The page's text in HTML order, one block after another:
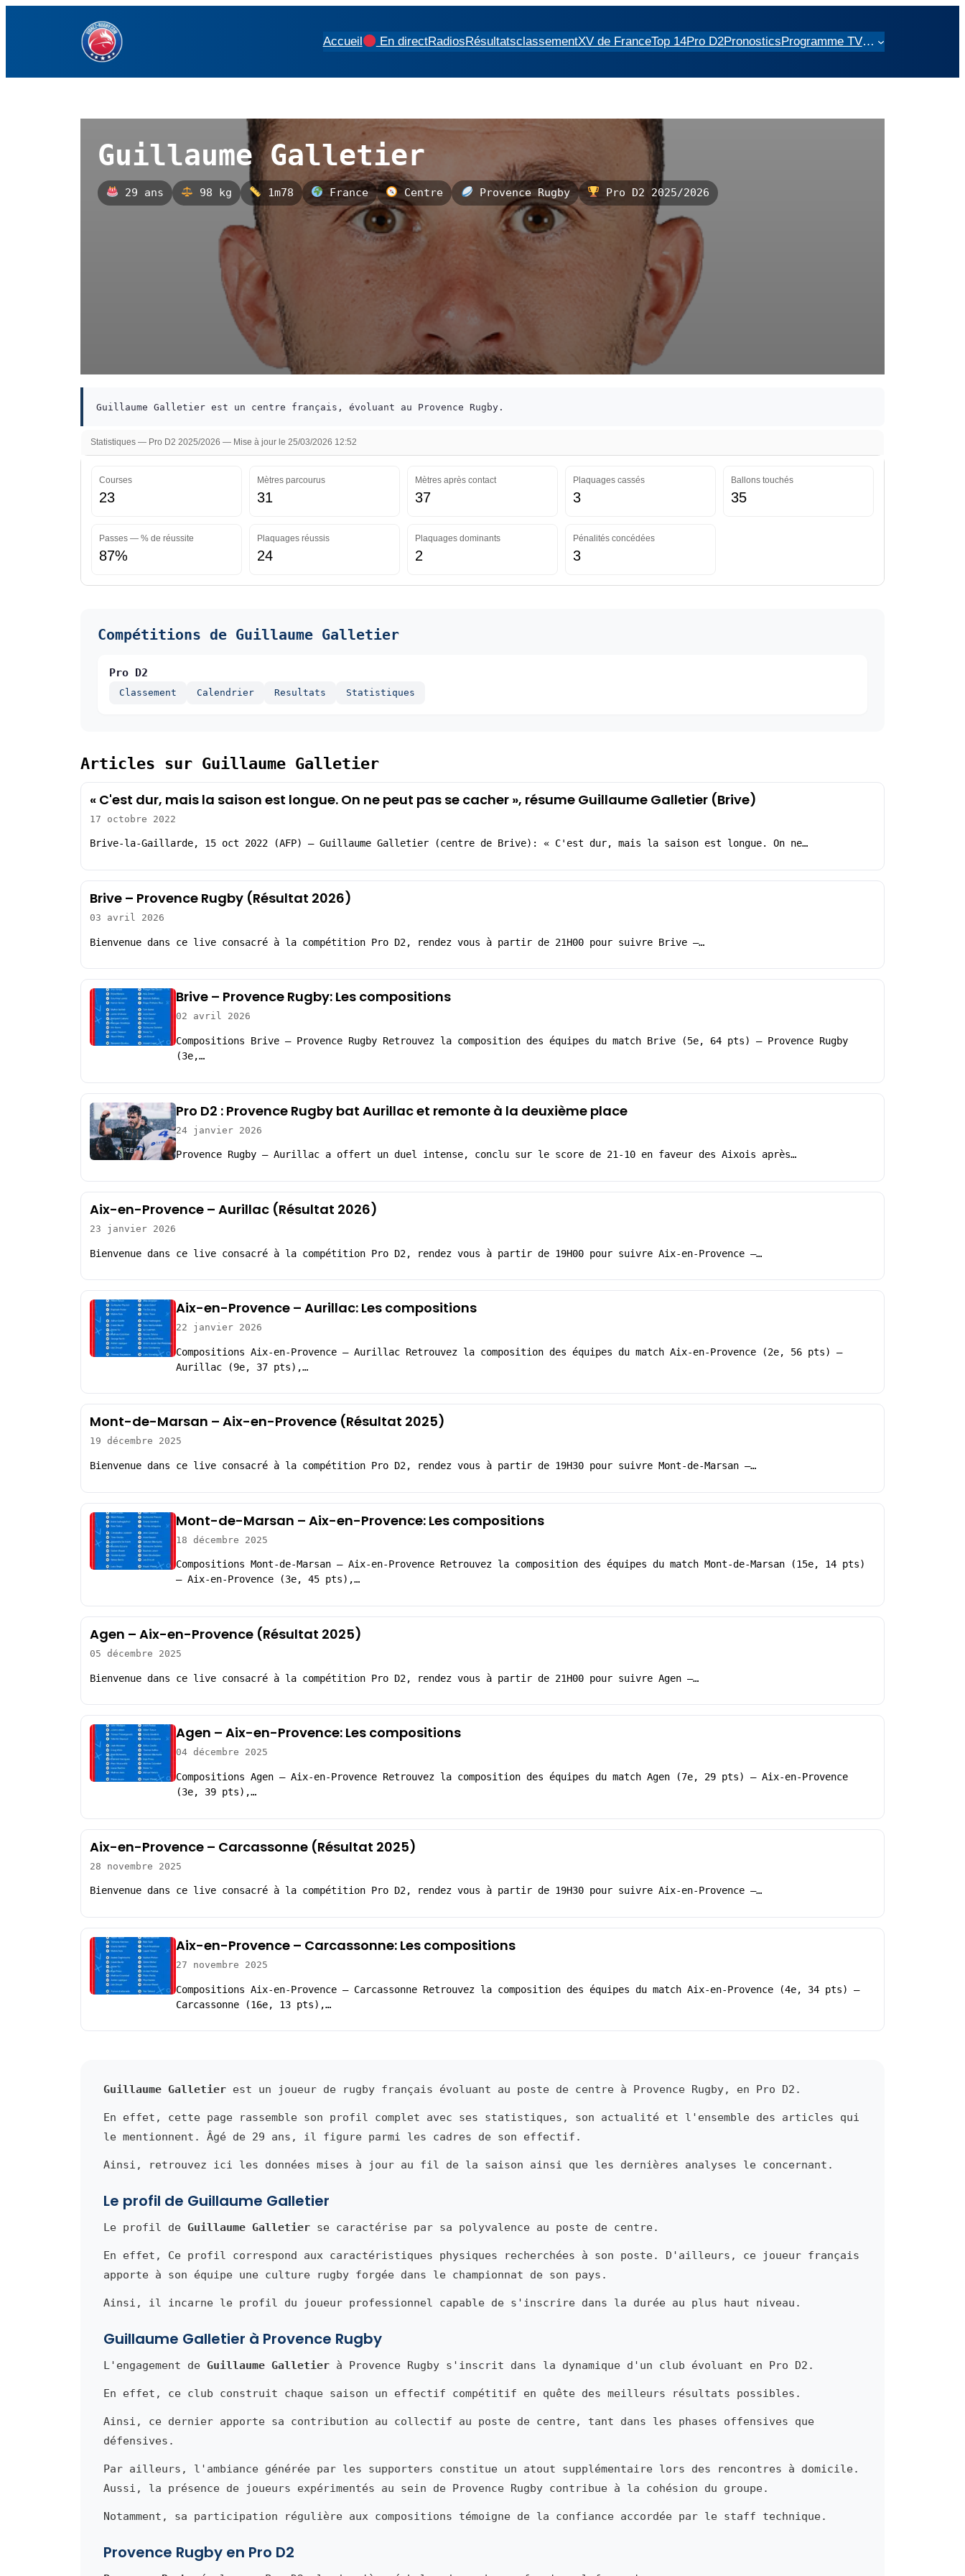
Accueil En directRadiosRésultatsclassementXV de FranceTop 14Pro D2PronosticsProgramme TV…
Guillaume Galletier
29 ans 98 kg 1m78 France Centre Provence Rugby Pro D2 2025/2026
Guillaume Galletier est un centre français, évoluant au Provence Rugby.
Statistiques — Pro D2 2025/2026 — Mise à jour le 25/03/2026 12:52
Courses
23
Mètres parcourus
31
Mètres après contact
37
Plaquages cassés
3
Ballons touchés
35
Passes — % de réussite
87%
Plaquages réussis
24
Plaquages dominants
2
Pénalités concédées
3
Compétitions de Guillaume Galletier
Pro D2
Classement Calendrier Resultats Statistiques
Articles sur Guillaume Galletier
« C'est dur, mais la saison est longue. On ne peut pas se cacher », résume Guillaume Galletier (Brive)
17 octobre 2022
Brive-la-Gaillarde, 15 oct 2022 (AFP) – Guillaume Galletier (centre de Brive): « C'est dur, mais la saison est longue. On ne…
Brive – Provence Rugby (Résultat 2026)
03 avril 2026
Bienvenue dans ce live consacré à la compétition Pro D2, rendez vous à partir de 21H00 pour suivre Brive –…
Brive – Provence Rugby: Les compositions
02 avril 2026
Compositions Brive – Provence Rugby Retrouvez la composition des équipes du match Brive (5e, 64 pts) – Provence Rugby
(3e,…
Pro D2 : Provence Rugby bat Aurillac et remonte à la deuxième place
24 janvier 2026
Provence Rugby – Aurillac a offert un duel intense, conclu sur le score de 21-10 en faveur des Aixois après…
Aix-en-Provence – Aurillac (Résultat 2026)
23 janvier 2026
Bienvenue dans ce live consacré à la compétition Pro D2, rendez vous à partir de 19H00 pour suivre Aix-en-Provence –…
Aix-en-Provence – Aurillac: Les compositions
22 janvier 2026
Compositions Aix-en-Provence – Aurillac Retrouvez la composition des équipes du match Aix-en-Provence (2e, 56 pts) –
Aurillac (9e, 37 pts),…
Mont-de-Marsan – Aix-en-Provence (Résultat 2025)
19 décembre 2025
Bienvenue dans ce live consacré à la compétition Pro D2, rendez vous à partir de 19H30 pour suivre Mont-de-Marsan –…
Mont-de-Marsan – Aix-en-Provence: Les compositions
18 décembre 2025
Compositions Mont-de-Marsan – Aix-en-Provence Retrouvez la composition des équipes du match Mont-de-Marsan (15e, 14 pts)
– Aix-en-Provence (3e, 45 pts),…
Agen – Aix-en-Provence (Résultat 2025)
05 décembre 2025
Bienvenue dans ce live consacré à la compétition Pro D2, rendez vous à partir de 21H00 pour suivre Agen –…
Agen – Aix-en-Provence: Les compositions
04 décembre 2025
Compositions Agen – Aix-en-Provence Retrouvez la composition des équipes du match Agen (7e, 29 pts) – Aix-en-Provence
(3e, 39 pts),…
Aix-en-Provence – Carcassonne (Résultat 2025)
28 novembre 2025
Bienvenue dans ce live consacré à la compétition Pro D2, rendez vous à partir de 19H30 pour suivre Aix-en-Provence –…
Aix-en-Provence – Carcassonne: Les compositions
27 novembre 2025
Compositions Aix-en-Provence – Carcassonne Retrouvez la composition des équipes du match Aix-en-Provence (4e, 34 pts) –
Carcassonne (16e, 13 pts),…
Guillaume Galletier est un joueur de rugby français évoluant au poste de centre à Provence Rugby, en Pro D2.
En effet, cette page rassemble son profil complet avec ses statistiques, son actualité et l'ensemble des articles qui
le mentionnent. Âgé de 29 ans, il figure parmi les cadres de son effectif.
Ainsi, retrouvez ici les données mises à jour au fil de la saison ainsi que les dernières analyses le concernant.
Le profil de Guillaume Galletier
Le profil de Guillaume Galletier se caractérise par sa polyvalence au poste de centre.
En effet, Ce profil correspond aux caractéristiques physiques recherchées à son poste. D'ailleurs, ce joueur français
apporte à son équipe une culture rugby forgée dans le championnat de son pays.
Ainsi, il incarne le profil du joueur professionnel capable de s'inscrire dans la durée au plus haut niveau.
Guillaume Galletier à Provence Rugby
L'engagement de Guillaume Galletier à Provence Rugby s'inscrit dans la dynamique d'un club évoluant en Pro D2.
En effet, ce club construit chaque saison un effectif compétitif en quête des meilleurs résultats possibles.
Ainsi, ce dernier apporte sa contribution au collectif au poste de centre, tant dans les phases offensives que
défensives.
Par ailleurs, l'ambiance générée par les supporters constitue un atout supplémentaire lors des rencontres à domicile.
Aussi, la présence de joueurs expérimentés au sein de Provence Rugby contribue à la cohésion du groupe.
Notamment, sa participation régulière aux compositions témoigne de la confiance accordée par le staff technique.
Provence Rugby en Pro D2